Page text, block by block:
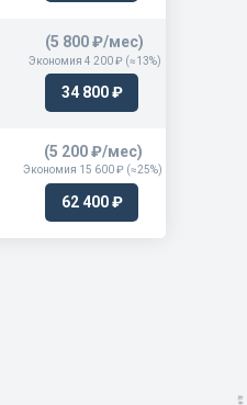
(5 200 ₽/мес)
Экономия 15 600 ₽ (≈25%)
62 400 ₽
34 800 ₽
Экономия 4 200 ₽ (≈13%)
(5 800 ₽/мес)